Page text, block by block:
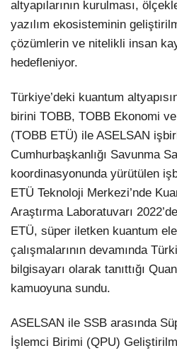
altyapılarının kurulması,
yazılım ekosisteminin
çözümlerin ve nitelikli insan
hedefleniyor.
Türkiye’deki kuantum
birini TOBB, TOBB Ekonomi
(TOBB ETÜ) ile ASELSAN
Cumhurbaşkanlığı Savunma
koordinasyonunda yürütülen
ETÜ Teknoloji Merkezi’nde
Araştırma Laboratuvarı
ETÜ, süper iletken kuantum
çalışmalarının devamında
bilgisayarı olarak tanıttığı
kamuoyuna sundu.
ASELSAN ile SSB arasında
İşlemci Birimi (QPU)